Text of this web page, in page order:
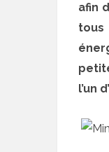
afin
tous
l’un